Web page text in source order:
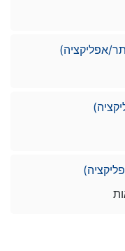
אפליקציה)